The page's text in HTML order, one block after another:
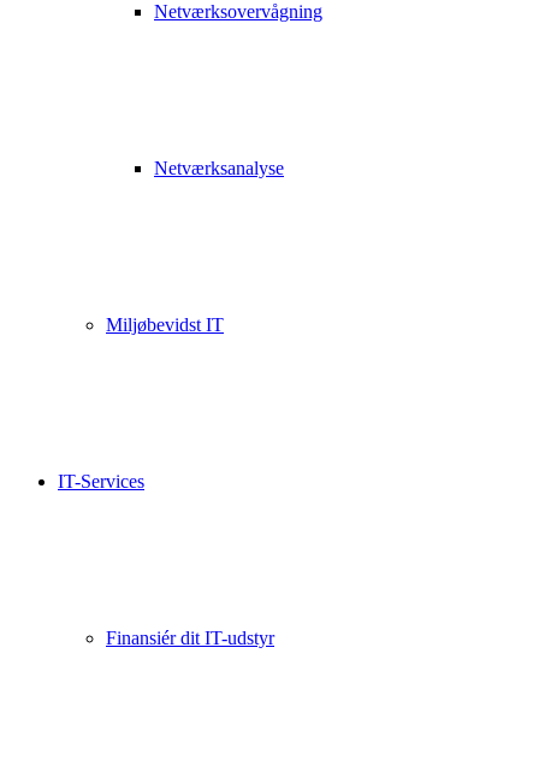
Netværksovervågning
Netværksanalyse
Miljøbevidst IT
IT-Services
Finansiér dit IT-udstyr